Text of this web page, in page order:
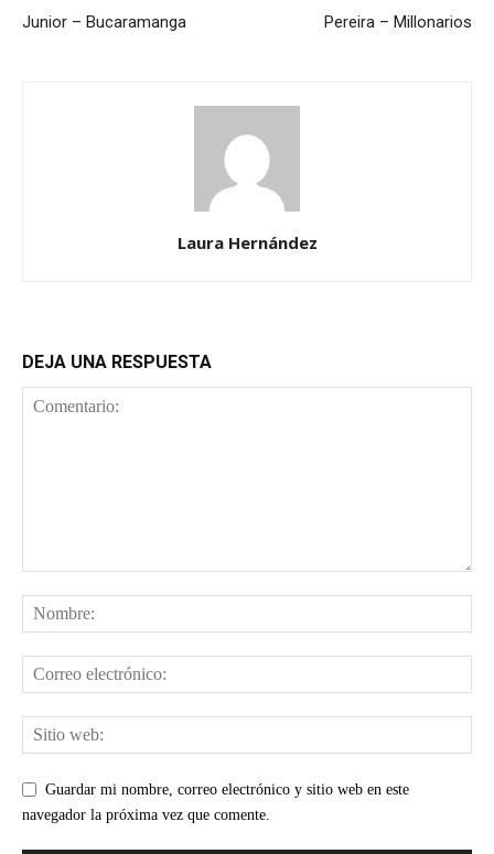
Junior – Bucaramanga Pereira – Millonarios
Laura Hernández
DEJA UNA RESPUESTA
Guardar mi nombre, correo electrónico y sitio web en este
navegador la próxima vez que comente.